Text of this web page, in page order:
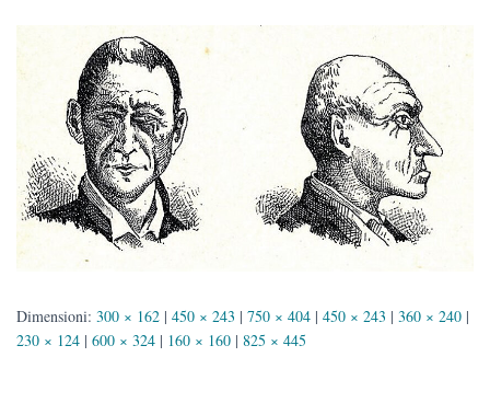
Dimensioni: 300 × 162 | 450 × 243 | 750 × 404 | 450 × 243 | 360 × 240 |
230 × 124 | 600 × 324 | 160 × 160 | 825 × 445